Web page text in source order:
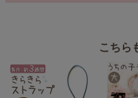
こちら